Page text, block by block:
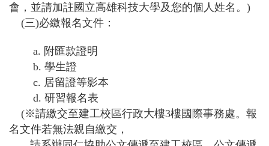
會， 並請加註國立高雄科技大學及您的個人姓名。 )
(三)必繳報名文件：
a. 附匯款證明
b. 學生證
c. 居留證等影本
d. 研習報名表
(※請繳交至建工校區行政大樓3樓國際事務處。 報
名文件若無法親自繳交，